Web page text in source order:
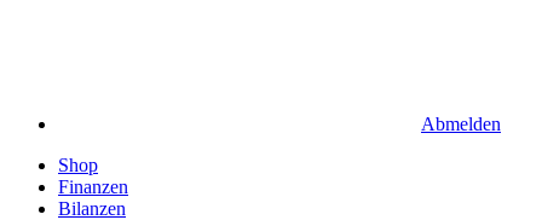
Abmelden
Shop
Finanzen
Bilanzen